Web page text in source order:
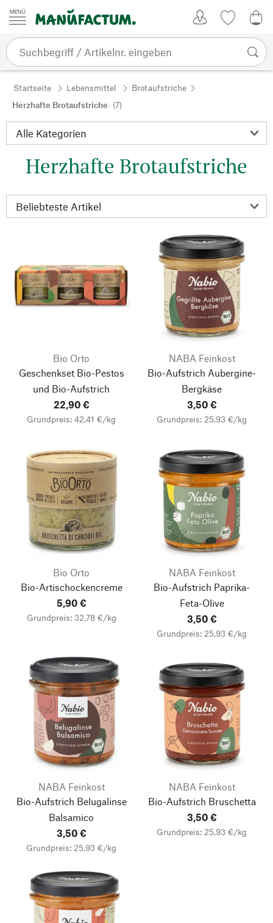
Zum Inhalt springen
Startseite Lebensmittel
Brotaufstriche
Herzhafte Brotaufstriche (7)
Herzhafte Brotaufstriche
Bio Orto
Geschenkset Bio-Pestos
und Bio-Aufstrich
22,90 €
Grundpreis: 42,41 €/kg
NABA Feinkost
Bio-Aufstrich Aubergine-
Bergkäse
3,50 €
Grundpreis: 25,93 €/kg
Bio Orto
Bio-Artischockencreme
5,90 €
Grundpreis: 32,78 €/kg
NABA Feinkost
Bio-Aufstrich Paprika-
Feta-Olive
3,50 €
Grundpreis: 25,93 €/kg
NABA Feinkost
Bio-Aufstrich Belugalinse
Balsamico
3,50 €
Grundpreis: 25,93 €/kg
NABA Feinkost
Bio-Aufstrich Bruschetta
3,50 €
Grundpreis: 25,93 €/kg